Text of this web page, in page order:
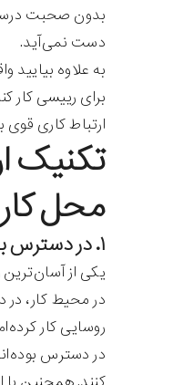
بدون صحبت
دست نمی‌آید.
به علاوه بیایید
برای رییسی کار
ارتباط کاری قوی
تکنیک
محل کار
۱. در دسترس باشید
یکی از
در محیط کار،
روسایی کار
در دسترس